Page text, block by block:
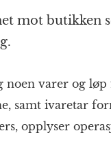
mot butikken
noen varer og
samt ivaretar
opplyser